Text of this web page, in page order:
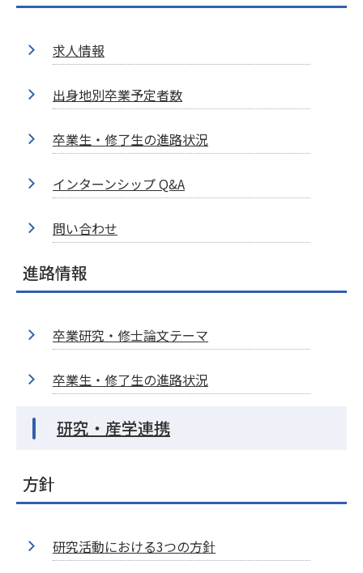
求人情報
出身地別卒業予定者数
卒業生・修了生の進路状況
インターンシップ Q&A
問い合わせ
進路情報
卒業研究・修士論文テーマ
卒業生・修了生の進路状況
研究・産学連携
方針
研究活動における3つの方針